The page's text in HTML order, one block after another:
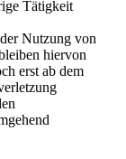
Tätigkeit
Nutzung von
hiervon
erst ab dem